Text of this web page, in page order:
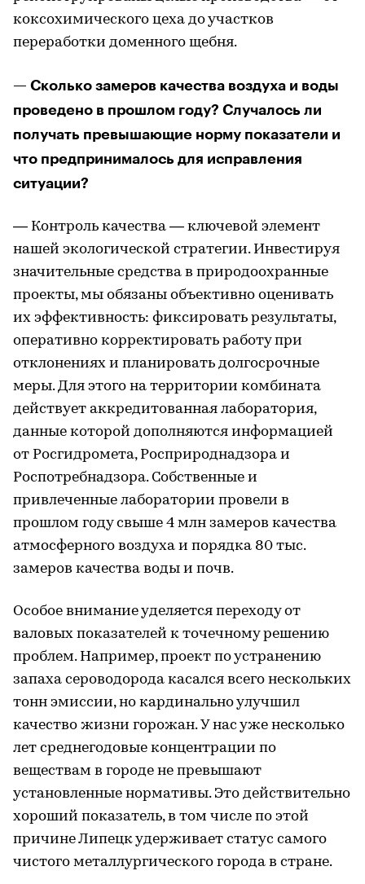
коксохимического цеха до участков
переработки доменного щебня.
— Сколько замеров качества воздуха и воды
проведено в прошлом году? Случалось ли
получать превышающие норму показатели и
что предпринималось для исправления
ситуации?
— Контроль качества — ключевой элемент
нашей экологической стратегии. Инвестируя
значительные средства в природоохранные
проекты, мы обязаны объективно оценивать
их эффективность: фиксировать результаты,
оперативно корректировать работу при
отклонениях и планировать долгосрочные
меры. Для этого на территории комбината
действует аккредитованная лаборатория,
данные которой дополняются информацией
от Росгидромета, Росприроднадзора и
Роспотребнадзора. Собственные и
привлеченные лаборатории провели в
прошлом году свыше 4 млн замеров качества
атмосферного воздуха и порядка 80 тыс.
замеров качества воды и почв.
Особое внимание уделяется переходу от
валовых показателей к точечному решению
проблем. Например, проект по устранению
запаха сероводорода касался всего нескольких
тонн эмиссии, но кардинально улучшил
качество жизни горожан. У нас уже несколько
лет среднегодовые концентрации по
веществам в городе не превышают
установленные нормативы. Это действительно
хороший показатель, в том числе по этой
причине Липецк удерживает статус самого
чистого металлургического города в стране.